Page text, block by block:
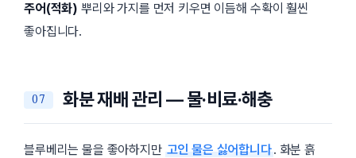
주어(적화) 뿌리와 가지를 먼저 키우면 이듬해 수확이 훨씬
좋아집니다.
화분 재배 관리 — 물·비료·해충
블루베리는 물을 좋아하지만 고인 물은 싫어합니다. 화분 흙